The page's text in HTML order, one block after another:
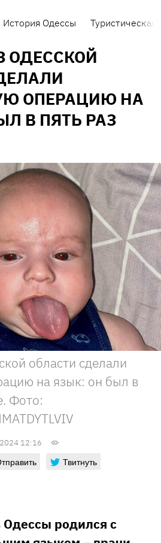
История Одессы Туристическая
ОПЕРАЦИЮ НА
В ПЯТЬ РАЗ
области сделали
на язык: он был в
Фото:
12:16
Твитнуть
родился с